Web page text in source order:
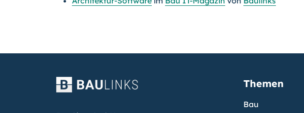
Themen
Bau